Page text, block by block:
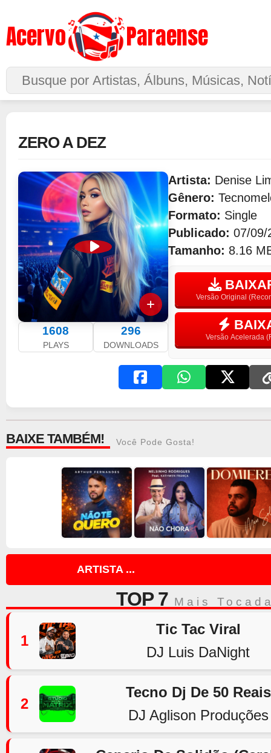
Acervo Paraense
Buscar no Site
ZERO A DEZ
1608
PLAYS
296
DOWNLOADS
Artista: Denise
Gênero:
Formato: Single
Publicado: 07/09/
Tamanho: 8.16
Versão Original
Versão Acelerada
BAIXE TAMBÉM! Você Pode Gosta!
ARTISTA ...
TOP 7 Mais
1
Tic Tac Viral
DJ Luis DaNight
2
Tecno Dj De 50 Reais
DJ Aglison Produções